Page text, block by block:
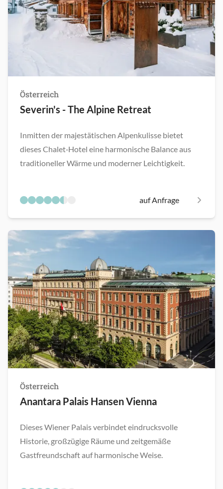
Österreich
Severin's - The Alpine Retreat
Inmitten der majestätischen Alpenkulisse bietet
dieses Chalet‑Hotel eine harmonische Balance aus
traditioneller Wärme und moderner Leichtigkeit.
auf Anfrage
Österreich
Anantara Palais Hansen Vienna
Dieses Wiener Palais verbindet eindrucksvolle
Historie, großzügige Räume und zeitgemäße
Gastfreundschaft auf harmonische Weise.